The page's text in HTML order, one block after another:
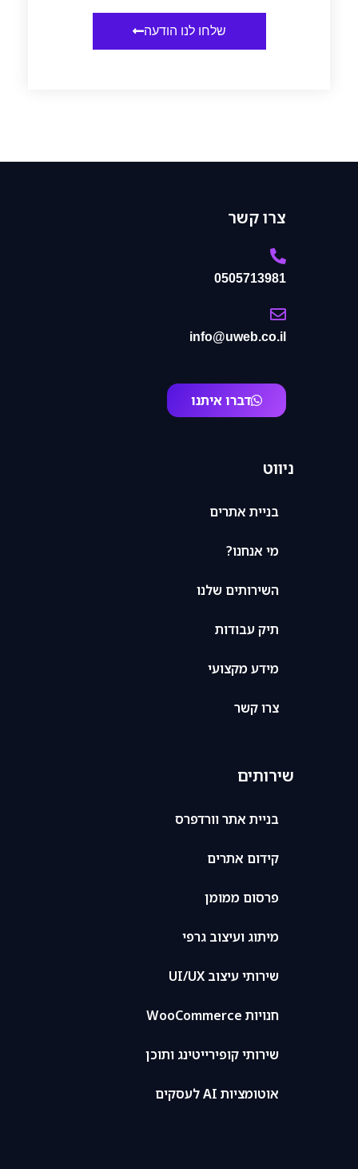
שלחו לנו הודעה
צרו קשר
0505713981
info@uweb.co.il
דברו איתנו
ניווט
בניית אתרים
מי אנחנו?
השירותים שלנו
תיק עבודות
מידע מקצועי
צרו קשר
שירותים
בניית אתר וורדפרס
קידום אתרים
פרסום ממומן
מיתוג ועיצוב גרפי
שירותי עיצוב UI/UX
חנויות WooCommerce
שירותי קופירייטינג ותוכן
אוטומציות AI לעסקים